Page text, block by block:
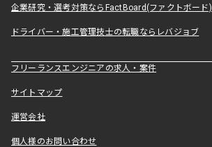
企業研究・選考対策ならFactBoard(ファクトボード)
ドライバー・施工管理技士の転職ならレバジョブ
フリーランスエンジニアの求人・案件
サイトマップ
運営会社
個人様のお問い合わせ